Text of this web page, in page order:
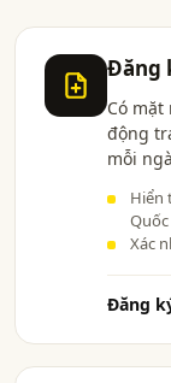
Đăng
Có
động
mỗi
Hiển
Xác
Đăng